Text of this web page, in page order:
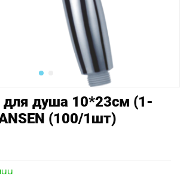
для душа 10*23см (1-
(100/1шт)